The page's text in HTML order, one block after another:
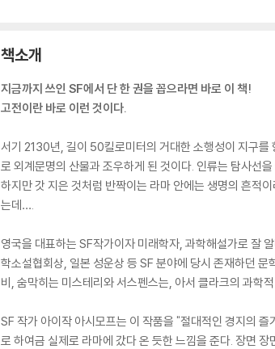
책소개
지금까지 쓰인 SF에서 단 한 권을 꼽으라면 바로 이 책!
고전이란 바로 이런 것이다.
서기 2130년, 길이 50킬로미터의 거대한 소행성이 지구를
로 외계문명의 산물과 조우하게 된 것이다. 인류는 탐사선
하지만 갓 지은 것처럼 반짝이는 라마 안에는 생명의 흔적
는데….
영국을 대표하는 SF작가이자 미래학자, 과학해설가로 잘
학소설협회상, 일본 성운상 등 SF 분야에 당시 존재하던
비, 숨막히는 미스테리와 서스펜스는, 아서 클라크의 과학
SF 작가 아이작 아시모프는 이 작품을 "절대적인 경지의
로 하여금 실제로 라마에 갔다 온 듯한 느낌을 준다. 장면